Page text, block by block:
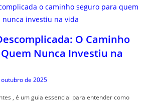
O Caminho
Nunca Investiu na
de 2025
, é um guia essencial para entender como